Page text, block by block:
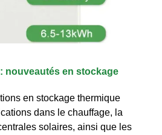
nouveautés en stockage
en stockage thermique
dans le chauffage, la
solaires, ainsi que les